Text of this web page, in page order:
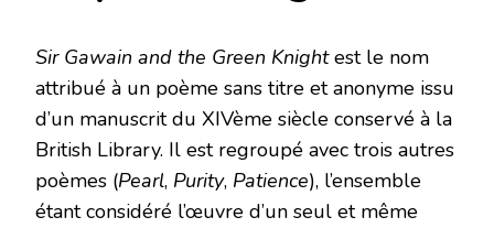
Sir Gawain and the Green Knightest le nom
attribué à un poème sans titre et anonyme issu
d’un manuscrit du XIVème siècle conservé à la
British Library. Il est regroupé avec trois autres
poèmes (Pearl, Purity, Patience), l’ensemble
étant considéré l’œuvre d’un seul et même